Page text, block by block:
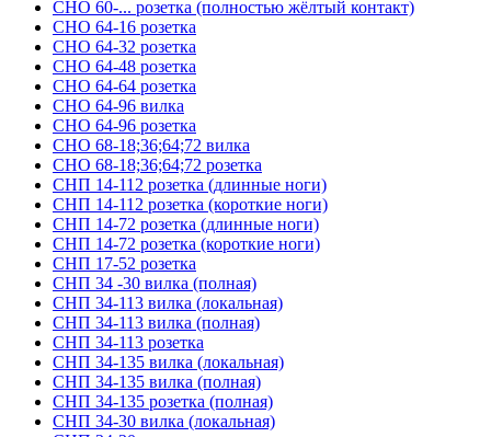
СНО 60-... розетка (полностью жёлтый контакт)
СНО 64-16 розетка
СНО 64-32 розетка
СНО 64-48 розетка
СНО 64-64 розетка
СНО 64-96 вилка
СНО 64-96 розетка
СНО 68-18;36;64;72 вилка
СНО 68-18;36;64;72 розетка
СНП 14-112 розетка (длинные ноги)
СНП 14-112 розетка (короткие ноги)
СНП 14-72 розетка (длинные ноги)
СНП 14-72 розетка (короткие ноги)
СНП 17-52 розетка
СНП 34 -30 вилка (полная)
СНП 34-113 вилка (локальная)
СНП 34-113 вилка (полная)
СНП 34-113 розетка
СНП 34-135 вилка (локальная)
СНП 34-135 вилка (полная)
СНП 34-135 розетка (полная)
СНП 34-30 вилка (локальная)